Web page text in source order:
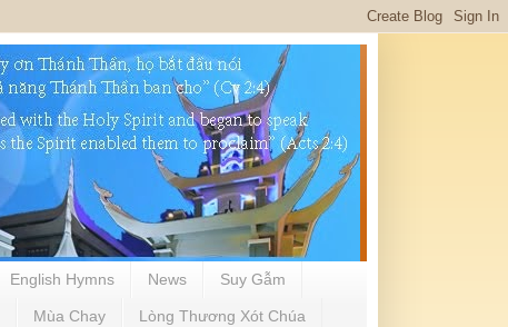
English Hymns News Suy Gẫm
Mùa Chay Lòng Thương Xót Chúa